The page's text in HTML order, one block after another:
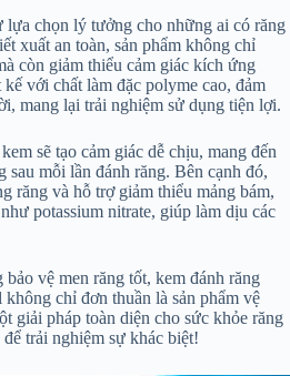
lựa chọn lý tưởng cho những ai có răng
xuất an toàn, sản phẩm không chỉ
còn giảm thiểu cảm giác kích ứng
với chất làm đặc polyme cao, đảm
mang lại trải nghiệm sử dụng tiện lợi.
sẽ tạo cảm giác dễ chịu, mang đến
mỗi lần đánh răng. Bên cạnh đó,
răng và hỗ trợ giảm thiểu mảng bám,
potassium nitrate, giúp làm dịu các
vệ men răng tốt, kem đánh răng
chỉ đơn thuần là sản phẩm vệ
giải pháp toàn diện cho sức khỏe răng
trải nghiệm sự khác biệt!